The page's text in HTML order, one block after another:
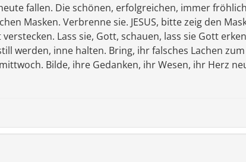
heute fallen. Die schönen, erfolgreichen, immer
Masken. Verbrenne sie. JESUS, bitte zeig den
Lass sie, Gott, schauen, lass sie Gott
werden, inne halten. Bring, ihr falsches Lachen zum
Bilde, ihre Gedanken, ihr Wesen, ihr Herz